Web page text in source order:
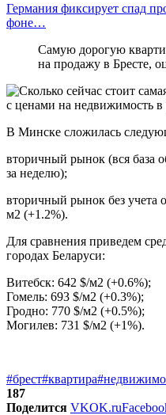
Германия фиксирует спад
фоне…
Самую дорогую
на продажу в Бресте,
В Минске сложилась
вторичный рынок (вся база
за неделю);
вторичный рынок без учета
м2 (+1.2%).
Для сравнения приведем
городах Беларуси:
Витебск: 642 $/м2 (+0.6%);
Гомель: 693 $/м2 (+0.3%);
Гродно: 770 $/м2 (+0.5%);
Могилев: 731 $/м2 (+1%).
#брест#квартира
187
Поделится VKOK.ru